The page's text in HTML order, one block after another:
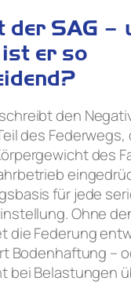
der SAG –
er so
den
des Federwegs,
des
für jede
Ohne
die Federung
Bodenhaftung –
bei Belastungen